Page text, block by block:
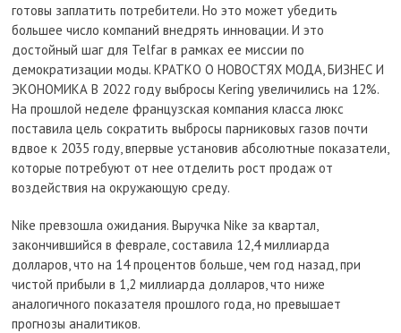
готовы заплатить потребители. Но это может убедить
большее число компаний внедрять инновации. И это
достойный шаг для Telfar в рамках ее миссии по
демократизации моды. КРАТКО О НОВОСТЯХ МОДА, БИЗНЕС И
ЭКОНОМИКА В 2022 году выбросы Kering увеличились на 12%.
На прошлой неделе французская компания класса люкс
поставила цель сократить выбросы парниковых газов почти
вдвое к 2035 году, впервые установив абсолютные показатели,
которые потребуют от нее отделить рост продаж от
воздействия на окружающую среду.
Nike превзошла ожидания. Выручка Nike за квартал,
закончившийся в феврале, составила 12,4 миллиарда
долларов, что на 14 процентов больше, чем год назад, при
чистой прибыли в 1,2 миллиарда долларов, что ниже
аналогичного показателя прошлого года, но превышает
прогнозы аналитиков.